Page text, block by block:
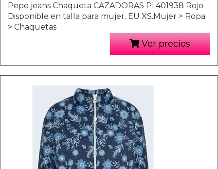
Pepe jeans Chaqueta CAZADORAS PL401938 Rojo
Disponible en talla para mujer. EU XS.Mujer > Ropa
> Chaquetas
Ver precios